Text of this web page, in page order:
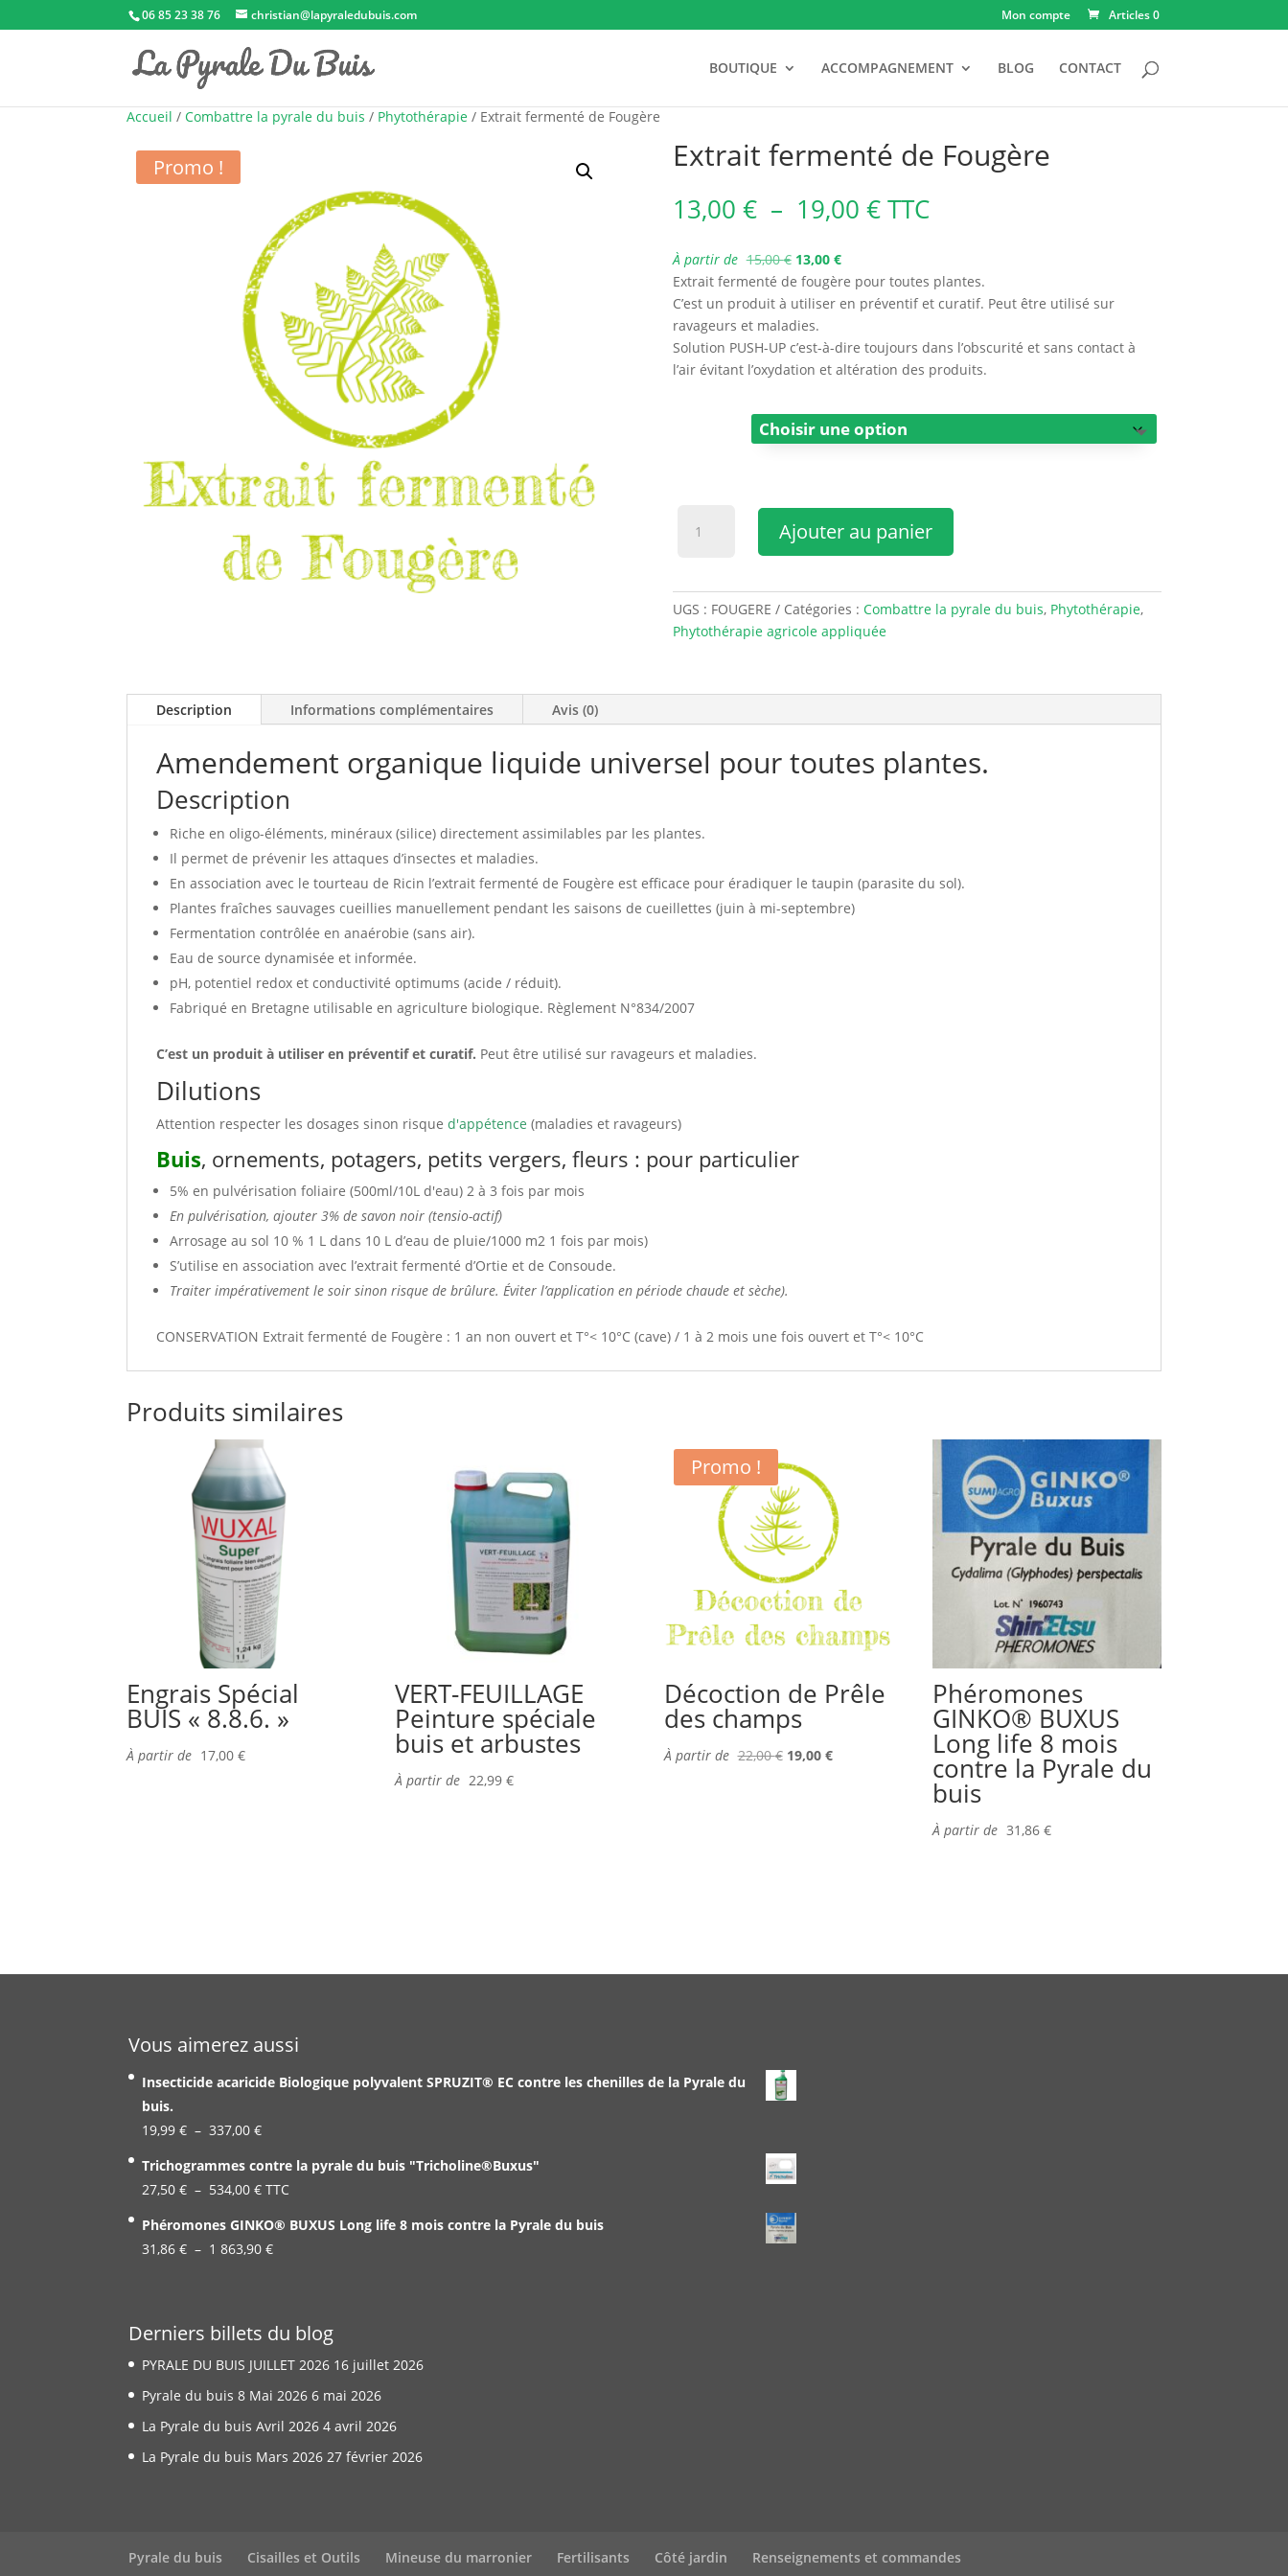
06 85 23 38 76 christian@lapyraledubuis.com Mon compte Articles 0
BOUTIQUE ACCOMPAGNEMENT BLOG CONTACT
Accueil / Combattre la pyrale du buis / Phytothérapie / Extrait fermenté de Fougère
Promo ! Extrait fermenté de Fougère
13,00 € – 19,00 €Plage
de
13,00 €
à
19,00 €
TTC
À partir de 15,00€ 13,00 €
Extrait fermenté de fougère pour toutes plantes.
C’est un produit à utiliser en préventif et curatif. Peut être utilisé sur
ravageurs et maladies.
Solution PUSH-UP c’est-à-dire toujours dans l’obscurité et sans contact à
l’air évitant l’oxydation et altération des produits.
de
Fougère
Ajouter au panier
UGS : FOUGERE Catégories : Combattre la pyrale du buis, Phytothérapie,
Phytothérapie agricole appliquée
Description Informations complémentaires Avis (0)
Amendement organique liquide universel pour toutes plantes.
Description
Riche en oligo-éléments, minéraux (silice) directement assimilables par les plantes.
Il permet de prévenir les attaques d’insectes et maladies.
En association avec le tourteau de Ricin l’extrait fermenté de Fougère est efficace pour éradiquer le taupin (parasite du sol).
Plantes fraîches sauvages cueillies manuellement pendant les saisons de cueillettes (juin à mi-septembre)
Fermentation contrôlée en anaérobie (sans air).
Eau de source dynamisée et informée.
pH, potentiel redox et conductivité optimums (acide / réduit).
Fabriqué en Bretagne utilisable en agriculture biologique. Règlement N°834/2007
C’est un produit à utiliser en préventif et curatif. Peut être utilisé sur ravageurs et maladies.
Dilutions
Attention respecter les dosages sinon risque d'appétence (maladies et ravageurs)
Buis, ornements, potagers, petits vergers, fleurs : pour particulier
5% en pulvérisation foliaire (500ml/10L d'eau) 2 à 3 fois par mois
En pulvérisation, ajouter 3% de savon noir (tensio-actif)
Arrosage au sol 10 % 1 L dans 10 L d’eau de pluie/1000 m2 1 fois par mois)
S’utilise en association avec l’extrait fermenté d’Ortie et de Consoude.
Traiter impérativement le soir sinon risque de brûlure. Éviter l’application en période chaude et sèche).
CONSERVATION Extrait fermenté de Fougère : 1 an non ouvert et T°< 10°C (cave) / 1 à 2 mois une fois ouvert et T°< 10°C
Produits similaires
Engrais Spécial
BUIS « 8.8.6. »
À partir de 17,00 €
VERT-FEUILLAGE
Peinture spéciale
buis et arbustes
À partir de 22,99€
Promo !
Décoction de Prêle
des champs
À partir de 22,00€ 19,00 €
Phéromones
GINKO® BUXUS
Long life 8 mois
contre la Pyrale du
buis
À partir de 31,86 €
Vous aimerez aussi
Insecticide acaricide Biologique polyvalent SPRUZIT® EC contre les chenilles de la Pyrale du
buis.
19,99€ – 337,00€Plage
à
337,00 €
Trichogrammes contre la pyrale du buis "Tricholine®Buxus"
27,50€ – 534,00€Plage
TTC
Phéromones GINKO® BUXUS Long life 8 mois contre la Pyrale du buis
31,86€ – 1 863,90€Plage
à
1
863,90 €
Derniers billets du blog
PYRALE DU BUIS JUILLET 2026 16 juillet 2026
Pyrale du buis 8 Mai 2026 6 mai 2026
La Pyrale du buis Avril 2026 4 avril 2026
La Pyrale du buis Mars 2026 27 février 2026
Pyrale du buis Cisailles et Outils Mineuse du marronier Fertilisants Côté jardin Renseignements et commandes